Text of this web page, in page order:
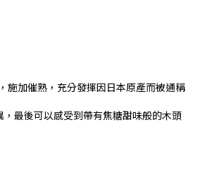
施加催熟，充分發揮因日本原產而被通稱
最後可以感受到帶有焦糖甜味般的木頭